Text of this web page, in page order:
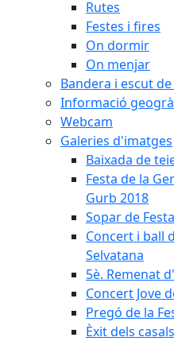
Rutes
Festes i fires
On dormir
On menjar
Bandera i escut
Informació
Webcam
Galeries d'imatges
Baixada de
Festa de la
Gurb 2018
Sopar de
Concert i ball
Selvatana
5è. Remenat
Concert Jove
Pregó de la
Èxit dels